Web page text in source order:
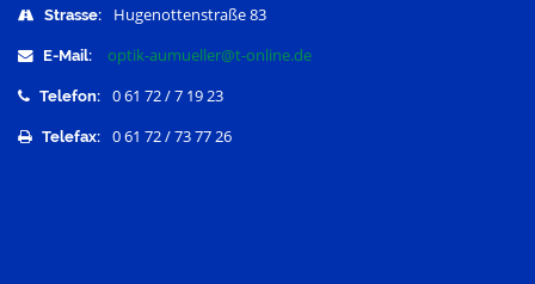
Strasse: Hugenottenstraße 83
E-Mail: optik-aumueller@t-online.de
Telefon: 0 61 72 / 7 19 23
Telefax: 0 61 72 / 73 77 26